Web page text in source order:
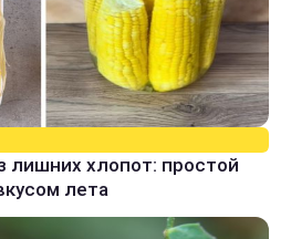
лишних хлопот: простой
лета